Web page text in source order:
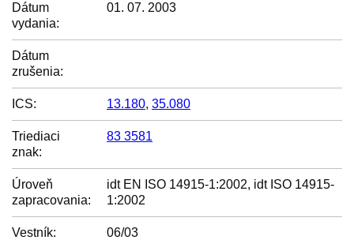
Dátum
vydania:
01. 07. 2003
Dátum
zrušenia:
ICS: 13.180, 35.080
Triediaci
znak:
83 3581
Úroveň
zapracovania:
idt EN ISO 14915-1:2002, idt ISO 14915-
1:2002
Vestník: 06/03